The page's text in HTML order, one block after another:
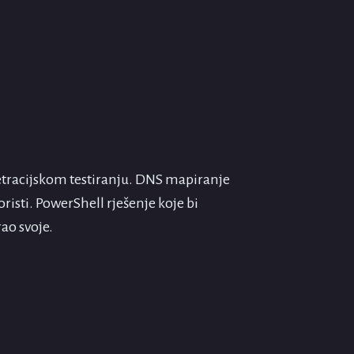
testiranju. DNS mapiranje
PowerShell rješenje koje bi
svoje.